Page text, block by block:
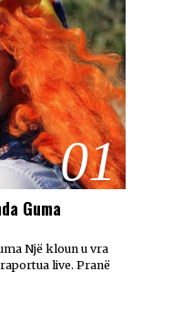
01
Guma
Një kloun u vra
live. Pranë